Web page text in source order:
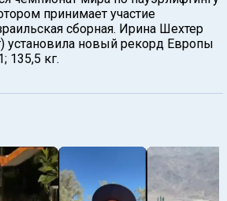
принимает участие
сборная. Ирина Шехтер
установила новый рекорд Европы
135,5 кг.